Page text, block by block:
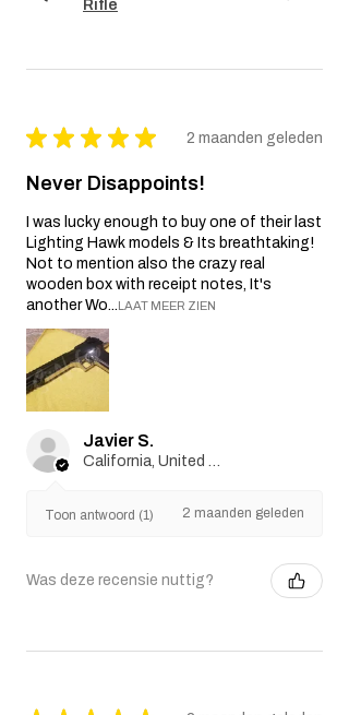
Rifle
★ ★ ★ ★ ★ 2 maanden geleden
Never Disappoints!
I was lucky enough to buy one of their last
Lighting Hawk models & Its breathtaking!
Not to mention also the crazy real
wooden box with receipt notes, It's
another Wo...LAAT MEER ZIEN
Javier S.
Toon antwoord (1) 2 maanden geleden
Was deze recensie nuttig?